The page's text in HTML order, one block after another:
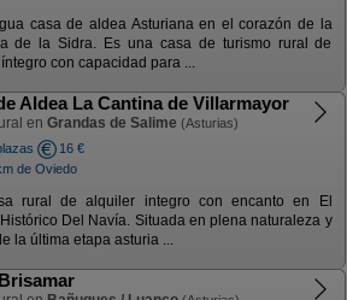
casa de aldea Asturiana en el corazón de la
de la Sidra. Es una casa de turismo rural de
con capacidad para ...
Aldea La Cantina de Villarmayor
en Grandas de Salime (Asturias)
16 €
de Oviedo
rural de alquiler integro con encanto en El
Del Navía. Situada en plena naturaleza y
la última etapa asturia ...